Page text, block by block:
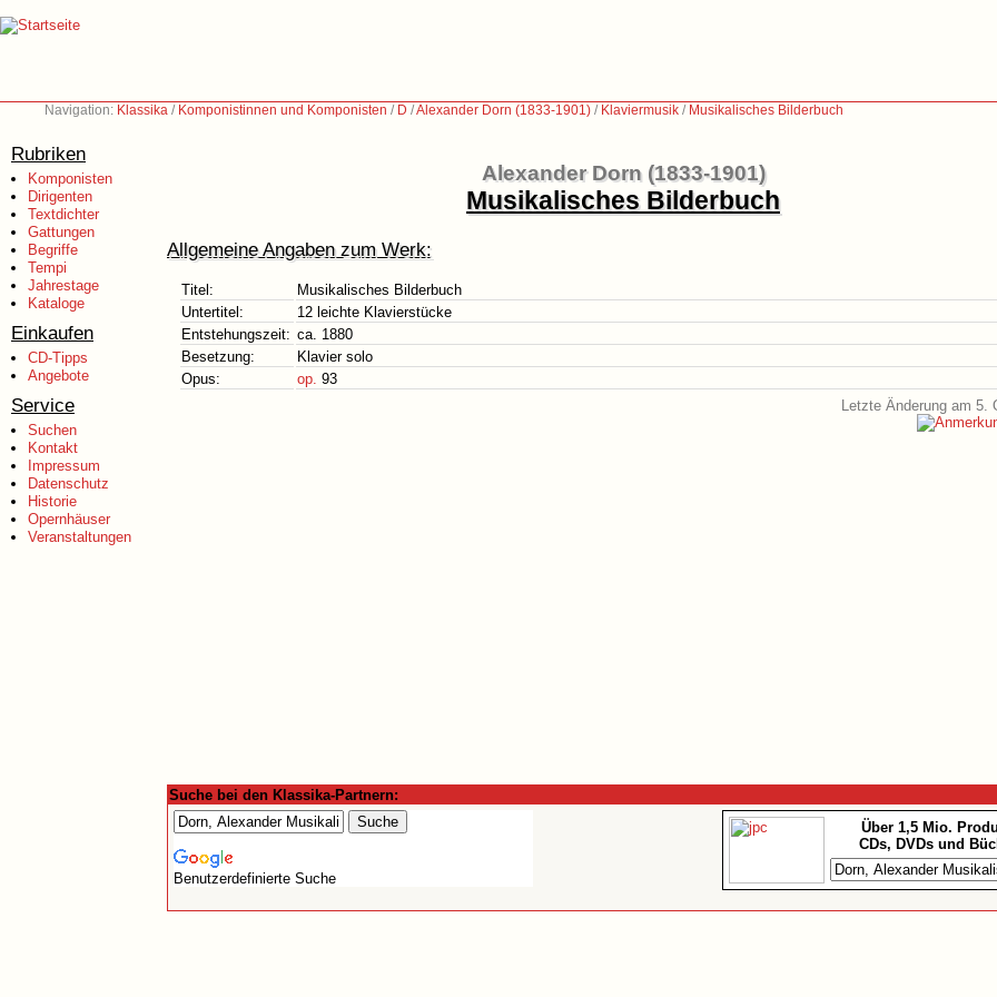
Navigation: Klassika / Komponistinnen und Komponisten / D /Alexander Dorn (1833-1901) / Klaviermusik / Musikalisches Bilderbuch
Rubriken
Komponisten
Dirigenten
Textdichter
Gattungen
Begriffe
Tempi
Jahrestage
Kataloge
Einkaufen
CD-Tipps
Angebote
Service
Suchen
Kontakt
Impressum
Datenschutz
Historie
Opernhäuser
Veranstaltungen
Alexander Dorn (1833-1901)
Musikalisches Bilderbuch
Allgemeine Angaben zum Werk:
Titel:
Musikalisches Bilderbuch
Untertitel:
12 leichte Klavierstücke
Entstehungszeit: ca. 1880
Besetzung:
Klavier solo
Opus:
op. 93
Letzte Änderung am 5.
Suche bei den Klassika-Partnern:
Benutzerdefinierte Suche
Über 1,5 Mio.
CDs, DVDs und